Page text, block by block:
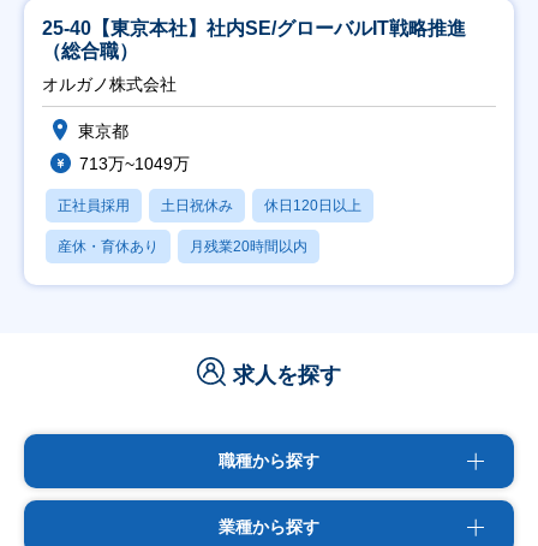
25-40【東京本社】社内SE/グローバルIT戦略推進
（総合職）
オルガノ株式会社
東京都
713万~1049万
正社員採用 土日祝休み 休日120日以上
産休・育休あり 月残業20時間以内
求人を探す
職種から探す
業種から探す